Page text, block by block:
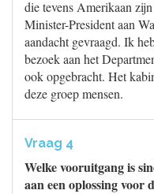
die tevens Amerikaan
Minister-President aan
aandacht gevraagd. Ik
bezoek aan het
ook opgebracht. Het
deze groep mensen.
Vraag 4
Welke vooruitgang is
aan een oplossing voor